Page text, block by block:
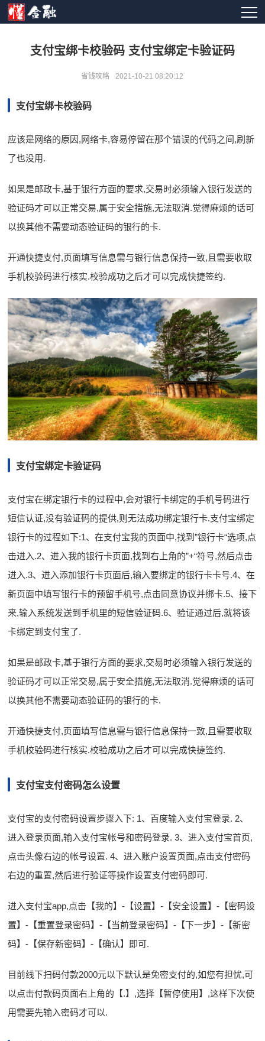
支付宝绑卡校验码 支付宝绑定卡验证码
省钱攻略 2021-10-21 08:20:12
支付宝绑卡校验码
应该是网络的原因,网络卡,容易停留在那个错误的代码之间,刷新
了也没用.
如果是邮政卡,基于银行方面的要求,交易时必须输入银行发送的
验证码才可以正常交易,属于安全措施,无法取消.觉得麻烦的话可
以换其他不需要动态验证码的银行的卡.
开通快捷支付,页面填写信息需与银行信息保持一致,且需要收取
手机校验码进行核实.校验成功之后才可以完成快捷签约.
支付宝绑定卡验证码
支付宝在绑定银行卡的过程中,会对银行卡绑定的手机号码进行
短信认证,没有验证码的提供,则无法成功绑定银行卡.支付宝绑定
银行卡的过程如下:1、在支付宝我的页面中,找到”银行卡“选项,点
击进入.2、进入我的银行卡页面,找到右上角的”+“符号,然后点击
进入.3、进入添加银行卡页面后,输入要绑定的银行卡卡号.4、在
新页面中填写银行卡的预留手机号,点击同意协议并绑卡.5、接下
来,输入系统发送到手机里的短信验证码.6、验证通过后,就将该
卡绑定到支付宝了.
如果是邮政卡,基于银行方面的要求,交易时必须输入银行发送的
验证码才可以正常交易,属于安全措施,无法取消.觉得麻烦的话可
以换其他不需要动态验证码的银行的卡.
开通快捷支付,页面填写信息需与银行信息保持一致,且需要收取
手机校验码进行核实.校验成功之后才可以完成快捷签约.
支付宝支付密码怎么设置
支付宝的支付密码设置步骤入下: 1、百度输入支付宝登录. 2、
进入登录页面,输入支付宝帐号和密码登录. 3、进入支付宝首页,
点击头像右边的帐号设置. 4、进入账户设置页面,点击支付密码
右边的重置,然后进行验证等操作设置支付密码即可.
进入支付宝app,点击【我的】-【设置】-【安全设置】-【密码设
置】-【重置登录密码】-【当前登录密码】-【下一步】-【新密
码】-【保存新密码】-【确认】即可.
目前线下扫码付款2000元以下默认是免密支付的,如您有担忧,可
以点击付款码页面右上角的【.】,选择【暂停使用】,这样下次使
用需要先输入密码才可以.